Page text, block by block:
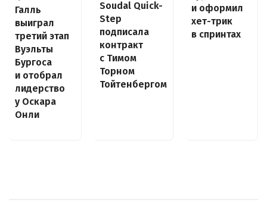
Галль
выиграл
третий этап
Вуэльты
Бургоса
и отобрал
лидерство
у Оскара
Онли
Soudal Quick-
Step
подписала
контракт
с Тимом
Торном
Тойтенбергом
и оформил
хет-трик
в спринтах